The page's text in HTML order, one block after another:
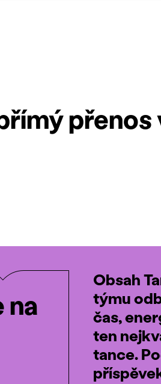
přenos
na
Obsah
týmu
čas,
ten
tance.